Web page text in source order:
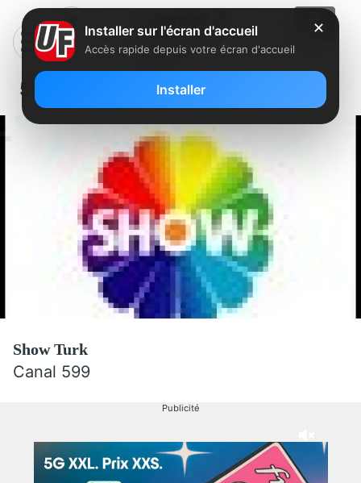
599 – SHOW TURK
Show Turk
Canal 599
Publicité
✕
Installer sur l'écran d'accueil
Accès rapide depuis votre écran d'accueil
Installer